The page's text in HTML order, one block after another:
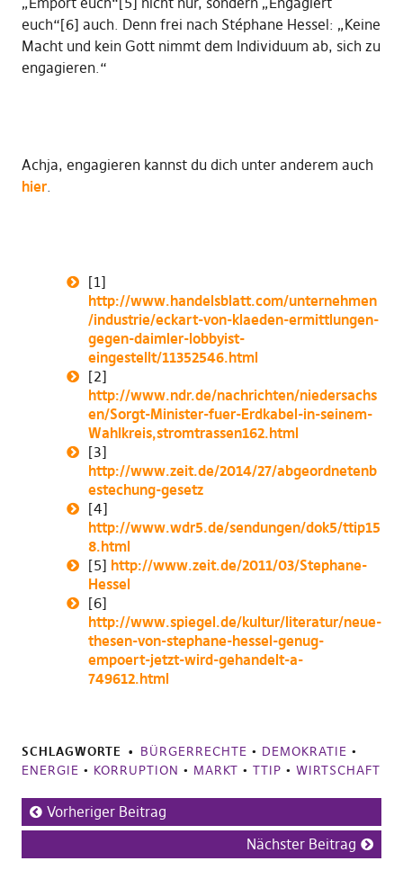
euch“[6] auch. Denn frei nach Stéphane Hessel: „Keine
Macht und kein Gott nimmt dem Individuum ab, sich zu
engagieren.“
Achja, engagieren kannst du dich unter anderem auch
hier.
[1]
http://www.handelsblatt.com/unternehmen
/industrie/eckart-von-klaeden-ermittlungen-
gegen-daimler-lobbyist-
eingestellt/11352546.html
[2]
http://www.ndr.de/nachrichten/niedersachs
en/Sorgt-Minister-fuer-Erdkabel-in-seinem-
Wahlkreis,stromtrassen162.html
[3]
http://www.zeit.de/2014/27/abgeordnetenb
estechung-gesetz
[4]
http://www.wdr5.de/sendungen/dok5/ttip15
8.html
[5] http://www.zeit.de/2011/03/Stephane-
Hessel
[6]
http://www.spiegel.de/kultur/literatur/neue-
thesen-von-stephane-hessel-genug-
empoert-jetzt-wird-gehandelt-a-
749612.html
SCHLAGWORTE BÜRGERRECHTE • DEMOKRATIE •
ENERGIE • KORRUPTION • MARKT • TTIP • WIRTSCHAFT
Vorheriger Beitrag
Nächster Beitrag